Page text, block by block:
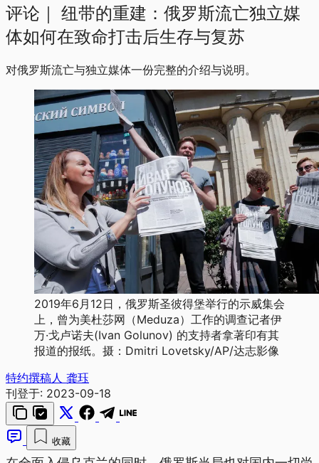
评论｜ 纽带的重建：俄罗斯流亡独立媒
体如何在致命打击后生存与复苏
对俄罗斯流亡与独立媒体一份完整的介绍与说明。
2019年6月12日，俄罗斯圣彼得堡举行的示威集会
上，曾为美杜莎网（Meduza）工作的调查记者伊
万·戈卢诺夫(Ivan Golunov) 的支持者拿著印有其
报道的报纸。摄：Dmitri Lovetsky/AP/达志影像
特约撰稿人 龚珏
刊登于: 2023-09-18
收藏